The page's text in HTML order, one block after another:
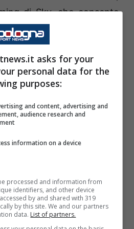
di Sky, che consente
altre partite attraverso
ticket. Questa opzione è
per i non abbonati che
al servizio.
dei bianconeri di
vedere l’incontro è
l’
tv e altri dispositivi mobili,
le sue
asks for your
personal data for the
purposes:
and content, advertising and
audience research and
information on a device
processed and information from
identifiers, and other device
by and shared with 319
by this site. We and our partners
data. List of partners.